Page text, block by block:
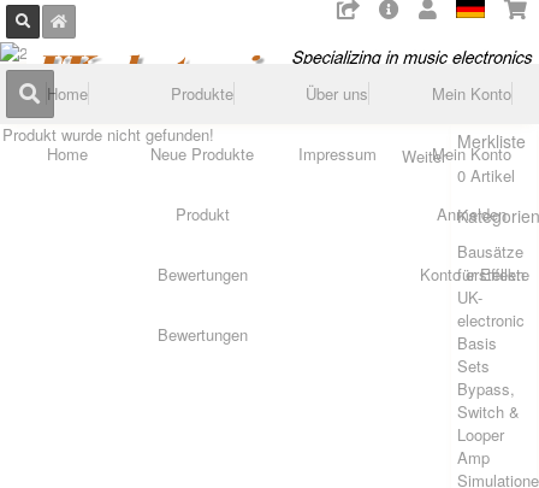
Home
Home
Produkte
Neue Produkte
Produkt
Bewertungen
Bewertungen
Über uns
Impressum
Mein Konto
Mein Konto
Anmelden
Konto erstellen
Produkt wurde nicht gefunden!
Weiter
Merkliste
0 Artikel
Bausätze
für Effekte
UK-
electronic
Basis
Sets
Bypass,
Switch &
Looper
Amp